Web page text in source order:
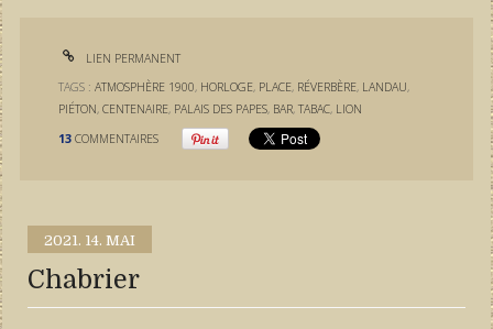
LIEN PERMANENT
TAGS :ATMOSPHÈRE 1900, HORLOGE, PLACE, RÉVERBÈRE, LANDAU,
PIÉTON,CENTENAIRE, PALAIS DES PAPES, BAR,TABAC, LION
13 COMMENTAIRES
2021. 14. MAI
Chabrier